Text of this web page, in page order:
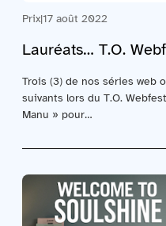
Prix|17 août 2022
Lauréats… T.O.
Trois (3) de nos séries web
suivants lors du T.O.
Manu » pour…